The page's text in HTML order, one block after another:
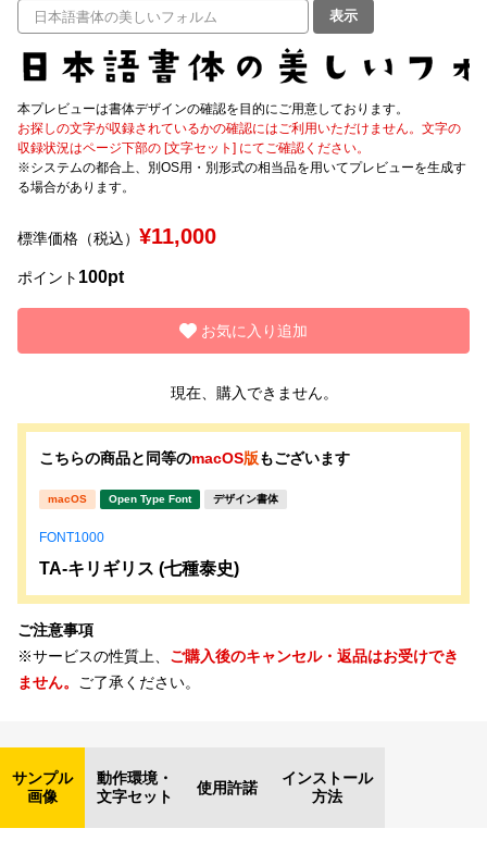
価格帯
〜
リセット 検索
表示
本プレビューは書体デザインの確認を目的にご用意しております。
お探しの文字が収録されているかの確認にはご利用いただけません。文字の
収録状況はページ下部の [文字セット] にてご確認ください。
※システムの都合上、別OS用・別形式の相当品を用いてプレビューを生成す
る場合があります。
標準価格（税込） ¥11,000
ポイント 100pt
お気に入り追加
現在、購入できません。
こちらの商品と同等のmacOS版もございます
macOS Open Type Font デザイン書体
FONT1000
TA-キリギリス (七種泰史)
ご注意事項
※サービスの性質上、 ご購入後のキャンセル・返品はお受けでき
ません。 ご了承ください。
サンプル
画像
動作環境・
文字セット
使用許諾
インストール
方法